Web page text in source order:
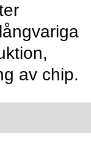
av chip.